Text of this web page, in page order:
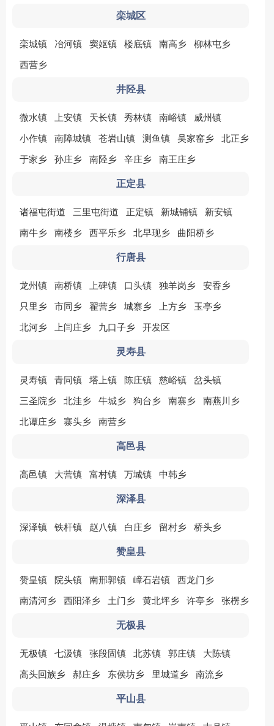
栾城区
栾城镇 冶河镇 窦妪镇 楼底镇 南高乡 柳林屯乡
西营乡
井陉县
微水镇 上安镇 天长镇 秀林镇 南峪镇 威州镇
小作镇 南障城镇 苍岩山镇 测鱼镇 吴家窑乡 北正乡
于家乡 孙庄乡 南陉乡 辛庄乡 南王庄乡
正定县
诸福屯街道 三里屯街道 正定镇 新城铺镇 新安镇
南牛乡 南楼乡 西平乐乡 北早现乡 曲阳桥乡
行唐县
龙州镇 南桥镇 上碑镇 口头镇 独羊岗乡 安香乡
只里乡 市同乡 翟营乡 城寨乡 上方乡 玉亭乡
北河乡 上闫庄乡 九口子乡 开发区
灵寿县
灵寿镇 青同镇 塔上镇 陈庄镇 慈峪镇 岔头镇
三圣院乡 北洼乡 牛城乡 狗台乡 南寨乡 南燕川乡
北谭庄乡 寨头乡 南营乡
高邑县
高邑镇 大营镇 富村镇 万城镇 中韩乡
深泽县
深泽镇 铁杆镇 赵八镇 白庄乡 留村乡 桥头乡
赞皇县
赞皇镇 院头镇 南邢郭镇 嶂石岩镇 西龙门乡
南清河乡 西阳泽乡 土门乡 黄北坪乡 许亭乡 张楞乡
无极县
无极镇 七汲镇 张段固镇 北苏镇 郭庄镇 大陈镇
高头回族乡 郝庄乡 东侯坊乡 里城道乡 南流乡
平山县